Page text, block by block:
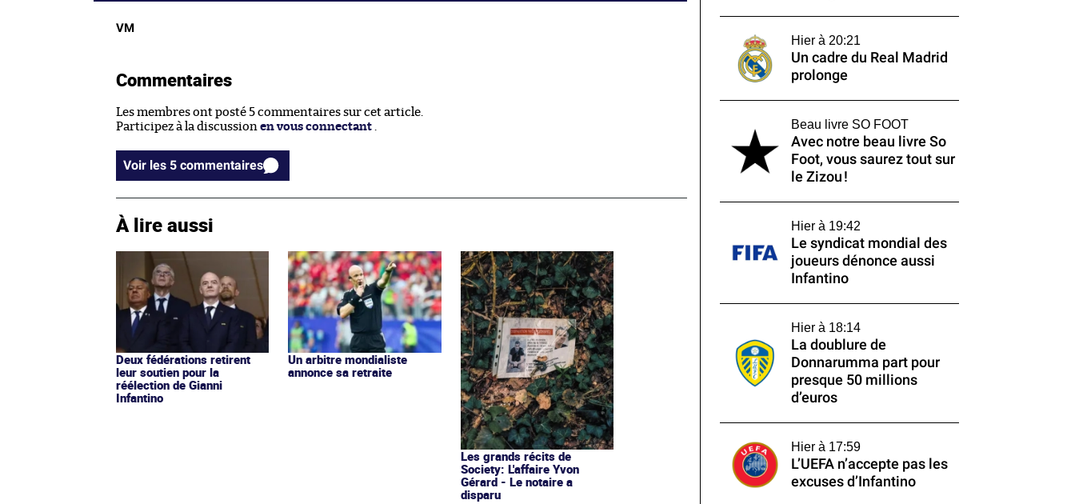
VM
Commentaires
Les membres ont posté 5 commentaires sur cet article.
Participez à la discussion en vous connectant
Voir les 5 commentaires
À lire aussi
Deux fédérations retirent
leur soutien pour la
réélection de Gianni
Infantino
Un arbitre mondialiste
annonce sa retraite
Les grands récits de
Society: L'affaire Yvon
Gérard - Le notaire a
disparu
Hier à 20:21
Un cadre du Real Madrid
prolonge
Beau livre SO FOOT
Avec notre beau livre So
Foot, vous saurez tout sur
le Zizou !
Hier à 19:42
Le syndicat mondial des
joueurs dénonce aussi
Infantino
Hier à 18:14
La doublure de
Donnarumma part pour
presque 50 millions
d’euros
Hier à 17:59
L’UEFA n’accepte pas les
excuses d’Infantino